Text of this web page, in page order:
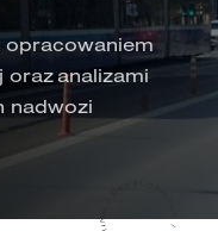
opracowaniem
analizami
nadwozi